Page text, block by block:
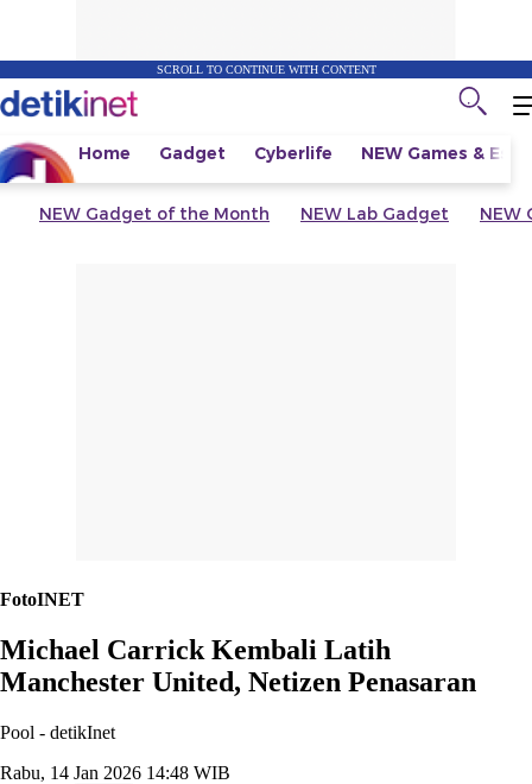
SCROLL TO CONTINUE WITH CONTENT
Home Gadget Cyberlife NEW Games &
NEW Gadget of the Month NEW Lab Gadget NEW
FotoINET
Michael Carrick Kembali Latih
Manchester United, Netizen Penasaran
Pool - detikInet
Rabu, 14 Jan 2026 14:48 WIB